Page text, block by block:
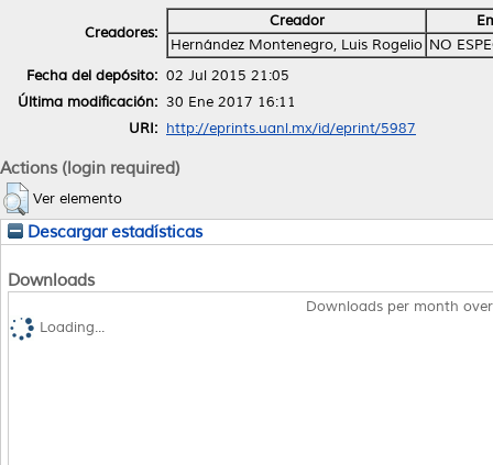
Creadores:
Creador
Hernández Montenegro, Luis Rogelio NO
Fecha del depósito: 02 Jul 2015 21:05
Última modificación: 30 Ene 2017 16:11
URI: http://eprints.uanl.mx/id/eprint/5987
Actions (login required)
Ver elemento
Descargar estadísticas
Downloads
Downloads per month
Loading...